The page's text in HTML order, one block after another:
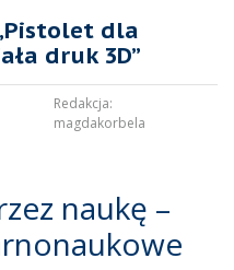
dla
druk 3D”
Redakcja:
magdakorbela
naukę –